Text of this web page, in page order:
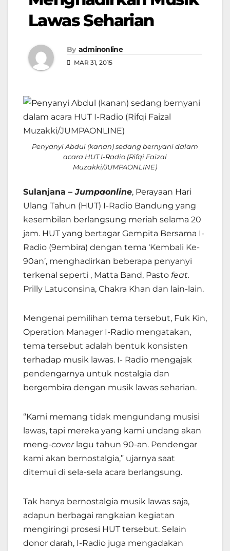
Lawas Seharian
By adminonline
MAR 31, 2015
Penyanyi Abdul (kanan) sedang bernyani dalam
acara HUT I-Radio (Rifqi Faizal
Muzakki/JUMPAONLINE)
Sulanjana –Jumpaonline, Perayaan Hari
Ulang Tahun (HUT) I-Radio Bandung yang
kesembilan berlangsung meriah selama 20
jam. HUT yang bertagar Gempita Bersama I-
Radio (9embira) dengan tema ‘Kembali Ke-
90an’, menghadirkan beberapa penyanyi
terkenal seperti , Matta Band, Pasto feat.
Prilly Latuconsina, Chakra Khan dan lain-lain.
Mengenai pemilihan tema tersebut, Fuk Kin,
Operation Manager I-Radio mengatakan,
tema tersebut adalah bentuk konsisten
terhadap musik lawas. I- Radio mengajak
pendengarnya untuk nostalgia dan
bergembira dengan musik lawas seharian.
“Kami memang tidak mengundang musisi
lawas, tapi mereka yang kami undang akan
meng-coverlagu tahun 90-an. Pendengar
kami akan bernostalgia,” ujarnya saat
ditemui di sela-sela acara berlangsung.
Tak hanya bernostalgia musik lawas saja,
adapun berbagai rangkaian kegiatan
mengiringi prosesi HUT tersebut. Selain
donor darah, I-Radio juga mengadakan